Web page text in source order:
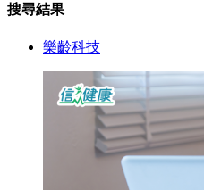
搜尋結果
樂齡科技